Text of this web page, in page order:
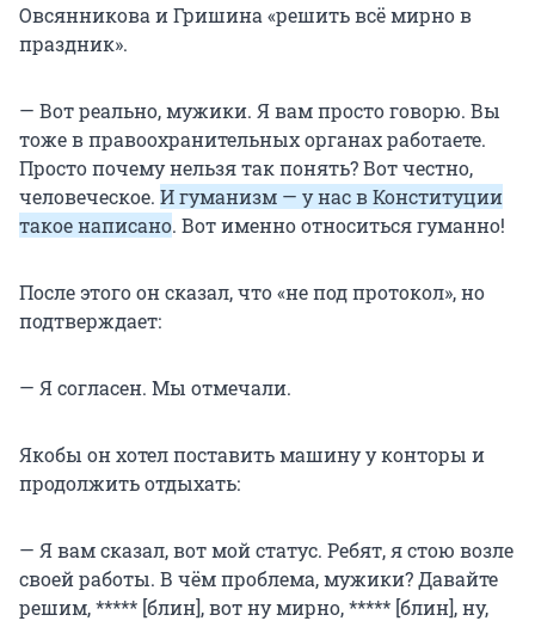
Овсянникова и Гришина «решить всё мирно в
праздник».
— Вот реально, мужики. Я вам просто говорю. Вы
тоже в правоохранительных органах работаете.
Просто почему нельзя так понять? Вот честно,
человеческое. И гуманизм — у нас в Конституции
такое написано. Вот именно относиться гуманно!
После этого он сказал, что «не под протокол», но
подтверждает:
— Я согласен. Мы отмечали.
Якобы он хотел поставить машину у конторы и
продолжить отдыхать:
— Я вам сказал, вот мой статус. Ребят, я стою возле
своей работы. В чём проблема, мужики? Давайте
решим, ***** [блин], вот ну мирно, ***** [блин], ну,